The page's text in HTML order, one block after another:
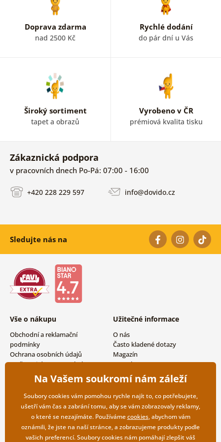
Doprava zdarma
nad 2500 Kč
Rychlé dodání
do pár dní u Vás
Široký sortiment
tapet a obrazů
Vyrobeno v ČR
prémiová kvalita tisku
Zákaznická podpora
v pracovních dnech Po-Pá: 07:00 - 16:00
+420 228 229 597 info@dovido.cz
Sledujte nás na
Vše o nákupu
Obchodní a reklamační
podmínky
Ochrana osobních údajů
Možnosti dopravy a platby
Vrácení zboží
Užitečné informace
O nás
Často kladené dotazy
Magazín
Kontakty
Velkoobchodní spolupráce
Na Vašem soukromí nám záleží
Soubory cookies vám pomohou rychle najít to, co potřebujete,
ušetří vám čas a zabrání tomu, aby se vám zobrazovaly reklamy,
o které se nezajímáte. Používámecookies, abychom vám
oznámili, že jste na naší stránce, a zobrazujeme produkty podle
vašich preferencí. Soubory cookies nám pomáhají zlepšit váš